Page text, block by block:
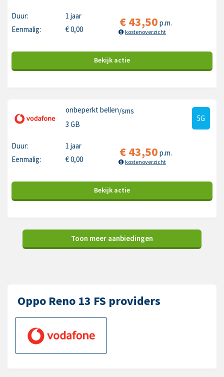
Duur:
1 jaar
Eenmalig:
€0,00 €43,50 p.m.
kostenoverzicht
Bekijk actie
onbeperkt bellen/sms
3 GB
5G
Duur:
1 jaar
Eenmalig:
€0,00 €43,50 p.m.
kostenoverzicht
Bekijk actie
Toon meer aanbiedingen
Oppo Reno 13 FS providers